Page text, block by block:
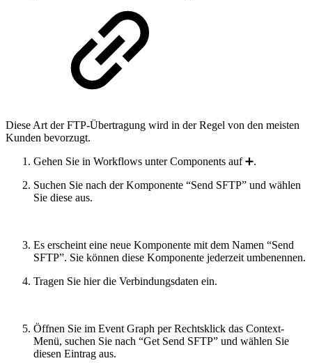
Diese Art der FTP-Übertragung wird in der Regel von den meisten
Kunden bevorzugt.
Gehen Sie in Workflows unter Components auf ➕.
Suchen Sie nach der Komponente “Send SFTP” und wählen
Sie diese aus.
Es erscheint eine neue Komponente mit dem Namen “Send
SFTP”. Sie können diese Komponente jederzeit umbenennen.
Tragen Sie hier die Verbindungsdaten ein.
Öffnen Sie im Event Graph per Rechtsklick das Context-
Menü, suchen Sie nach “Get Send SFTP” und wählen Sie
diesen Eintrag aus.